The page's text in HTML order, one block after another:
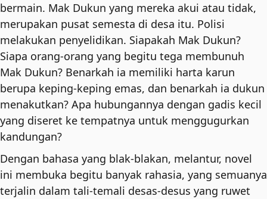
bermain. Mak Dukun yang mereka akui atau tidak,
merupakan pusat semesta di desa itu. Polisi
melakukan penyelidikan. Siapakah Mak Dukun?
Siapa orang-orang yang begitu tega membunuh
Mak Dukun? Benarkah ia memiliki harta karun
berupa keping-keping emas, dan benarkah ia dukun
menakutkan? Apa hubungannya dengan gadis kecil
yang diseret ke tempatnya untuk menggugurkan
kandungan?
Dengan bahasa yang blak-blakan, melantur, novel
ini membuka begitu banyak rahasia, yang semuanya
terjalin dalam tali-temali desas-desus yang ruwet